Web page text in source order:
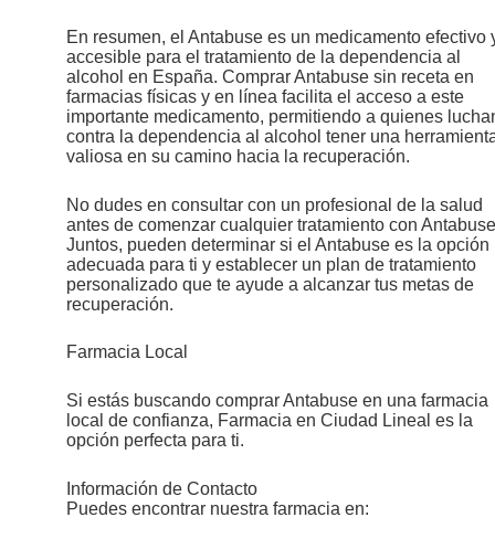
En resumen, el Antabuse es un medicamento efectivo
accesible para el tratamiento de la dependencia al
alcohol en España. Comprar Antabuse sin receta en
farmacias físicas y en línea facilita el acceso a este
importante medicamento, permitiendo a quienes
contra la dependencia al alcohol tener una
valiosa en su camino hacia la recuperación.
No dudes en consultar con un profesional de la salud
antes de comenzar cualquier tratamiento con
Juntos, pueden determinar si el Antabuse es la opción
adecuada para ti y establecer un plan de tratamiento
personalizado que te ayude a alcanzar tus metas de
recuperación.
Farmacia Local
Si estás buscando comprar Antabuse en una farmacia
local de confianza, Farmacia en Ciudad Lineal es la
opción perfecta para ti.
Información de Contacto
Puedes encontrar nuestra farmacia en: